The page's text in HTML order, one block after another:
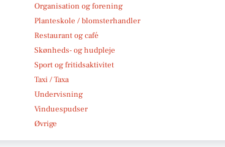
Organisation og forening
Planteskole / blomsterhandler
Restaurant og café
Skønheds- og hudpleje
Sport og fritidsaktivitet
Taxi / Taxa
Undervisning
Vinduespudser
Øvrige